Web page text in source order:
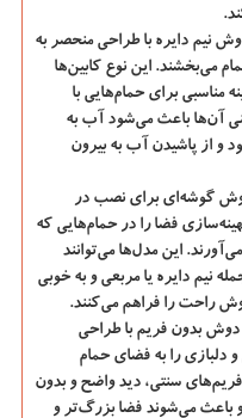
نیم دایره با طراحی منحصر به
می‌بخشند. این نوع کابین‌ها
مناسبی برای حمام‌هایی با
آن‌ها باعث می‌شود آب به
از پاشیدن آب به بیرون
گوشه‌ای برای نصب در
فضا را در حمام‌هایی که
این مدل‌ها می‌توانند
نیم دایره یا مربعی و به خوبی
راحت را فراهم می‌کنند.
دوش بدون فریم با طراحی
دلبازی را به فضای حمام
سنتی، دید واضح و بدون
و باعث می‌شوند فضا بزرگ‌تر و